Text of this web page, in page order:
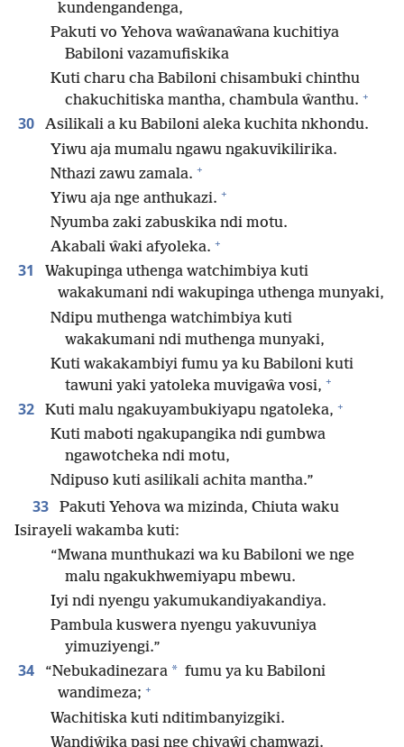
kundengandenga,
Pakuti vo Yehova waŵanaŵana kuchitiya
Babiloni vazamufiskika
Kuti charu cha Babiloni chisambuki chinthu
chakuchitiska mantha, chambula ŵanthu. +
30
Asilikali a ku Babiloni aleka kuchita nkhondu.
Yiwu aja mumalu ngawu ngakuvikilirika.
Nthazi zawu zamala. +
Yiwu aja nge anthukazi. +
Nyumba zaki zabuskika ndi motu.
Akabali ŵaki afyoleka. +
31
Wakupinga uthenga watchimbiya kuti
wakakumani ndi wakupinga uthenga munyaki,
Ndipu muthenga watchimbiya kuti
wakakumani ndi muthenga munyaki,
Kuti wakakambiyi fumu ya ku Babiloni kuti
tawuni yaki yatoleka muvigaŵa vosi, +
32 Kuti malu ngakuyambukiyapu ngatoleka, +
Kuti maboti ngakupangika ndi gumbwa
ngawotcheka ndi motu,
Ndipuso kuti asilikali achita mantha.”
33
Pakuti Yehova wa mizinda, Chiuta waku
Isirayeli wakamba kuti:
“Mwana munthukazi wa ku Babiloni we nge
malu ngakukhwemiyapu mbewu.
Iyi ndi nyengu yakumukandiyakandiya.
Pambula kuswera nyengu yakuvuniya
yimuziyengi.”
34 “Nebukadinezara * fumu ya ku Babiloni
wandimeza; +
Wachitiska kuti nditimbanyizgiki.
Wandiŵika pasi nge chiyaŵi chamwazi.